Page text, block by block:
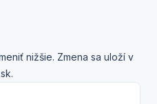
nižšie. Zmena sa uloží v
.